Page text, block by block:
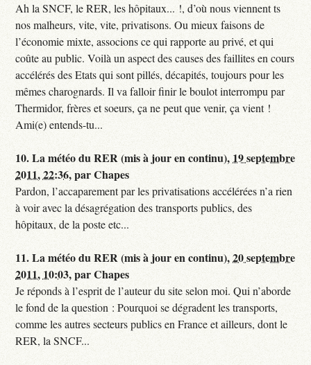
Ah la SNCF, le RER, les hôpitaux... !, d’où nous viennent ts
nos malheurs, vite, vite, privatisons. Ou mieux faisons de
l’économie mixte, associons ce qui rapporte au privé, et qui
coûte au public. Voilà un aspect des causes des faillites en cours
accélérés des Etats qui sont pillés, décapités, toujours pour les
mêmes charognards. Il va falloir finir le boulot interrompu par
Thermidor, frères et soeurs, ça ne peut que venir, ça vient !
Ami(e) entends-tu...
10.La météo du RER (mis à jour en continu), 19 septembre
2011, 22:36,parChapes
Pardon, l’accaparement par les privatisations accélérées n’a rien
à voir avec la désagrégation des transports publics, des
hôpitaux, de la poste etc...
11.La météo du RER (mis à jour en continu),20 septembre
2011, 10:03,parChapes
Je réponds à l’esprit de l’auteur du site selon moi. Qui n’aborde
le fond de la question : Pourquoi se dégradent les transports,
comme les autres secteurs publics en France et ailleurs, dont le
RER, la SNCF...